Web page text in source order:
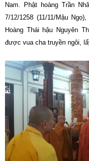
Nam. Phật hoàng Trần
7/12/1258 (11/11/Mậu
Hoàng Thái hậu Nguyên
được vua cha truyền ngôi,